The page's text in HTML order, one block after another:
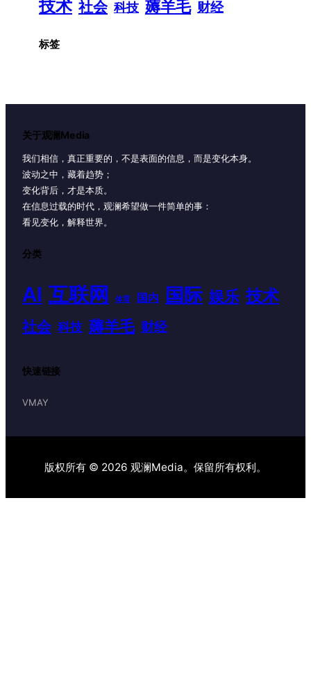
技术 社会 科技 薅羊毛 财经
标签
关于观澜Media
我们相信，真正重要的，不是表面的信息，而是变化本身。
波动之中，藏着趋势；
变化背后，才是本质。
在信息过载的时代，观澜希望做一件简单的事：
看见变化，解释世界。
分类
AI 互联网 体育 国内 国际 娱乐 技术
社会 科技 薅羊毛 财经
快速链接
VMAY
版权所有 © 2026 观澜Media。保留所有权利。